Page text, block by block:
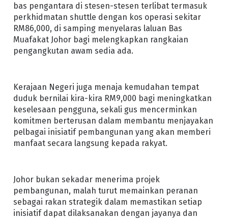
bas pengantara di stesen-stesen terlibat termasuk
perkhidmatan shuttle dengan kos operasi sekitar
RM86,000, di samping menyelaras laluan Bas
Muafakat Johor bagi melengkapkan rangkaian
pengangkutan awam sedia ada.
Kerajaan Negeri juga menaja kemudahan tempat
duduk bernilai kira-kira RM9,000 bagi meningkatkan
keselesaan pengguna, sekali gus mencerminkan
komitmen berterusan dalam membantu menjayakan
pelbagai inisiatif pembangunan yang akan memberi
manfaat secara langsung kepada rakyat.
Johor bukan sekadar menerima projek
pembangunan, malah turut memainkan peranan
sebagai rakan strategik dalam memastikan setiap
inisiatif dapat dilaksanakan dengan jayanya dan